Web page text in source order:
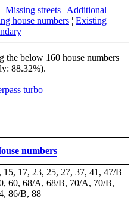
¦ Missing streets ¦ Additional
house numbers ¦ Existing
the below 160 house numbers
88.32%).
turbo
numbers
15, 17, 23, 25, 27, 37, 41 , 47/B
60, 68/A, 68/B, 70/A, 70/B,
86/B, 88